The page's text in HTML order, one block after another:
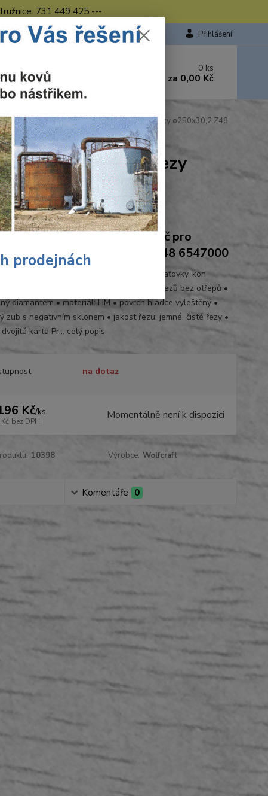
731 449 425 ---
Přihlášení
423
- 16.00 hod.
0 ks
za 0,00 Kč
pilový kotouč pro pokos.pily čisté řezy ø250x30,2 Z48
pokos.pily čisté řezy
Ohodnotit produkt
Wolfcraft pilový kotouč pro
čisté řezy ø250x30,2 Z48 6547000
dřevo, dřevotřískové desky, překližky, laťovky, kon
desky, profilovaná prkna, panely • hrany řezů bez otřepů •
diamantem • materiál: HM • povrch hladce vyleštěný •
zub s negativním sklonem • jakost řezu: jemné, čisté řezy •
karta Pr... celý popis
na dotaz
Kč/ks
bez DPH Momentálně není k dispozici
10398 Výrobce: Wolfcraft
Komentáře 0
prodejnách